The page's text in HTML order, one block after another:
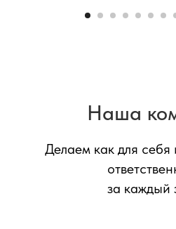
Наша
Делаем как для
за каждый